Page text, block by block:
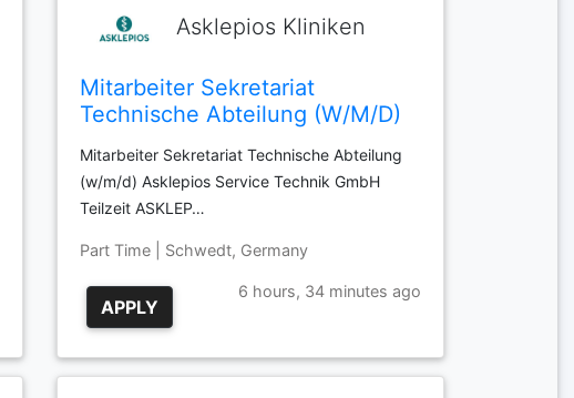
Asklepios Kliniken
Mitarbeiter Sekretariat
Technische Abteilung (W/M/D)
Mitarbeiter Sekretariat Technische Abteilung
(w/m/d) Asklepios Service Technik GmbH
Teilzeit ASKLEP…
Part Time | Schwedt, Germany
APPLY
6 hours, 34 minutes ago